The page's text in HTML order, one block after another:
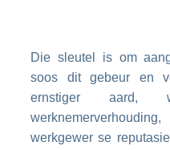
Die sleutel is om
soos dit gebeur en
ernstiger aard,
werkgewer se